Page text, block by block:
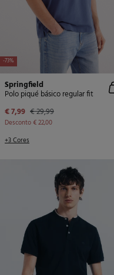
-73%
Springfield
Polo piqué básico regular fit
€ 7,99 € 29,99
Desconto€ 22,00
+3 Cores